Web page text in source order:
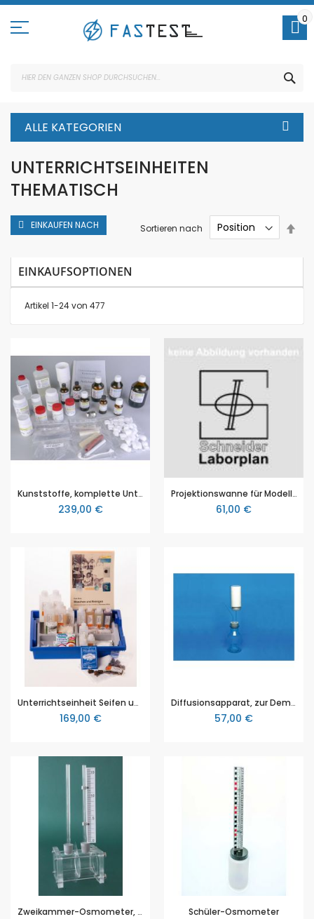
Direkt
Inhalt
0
ALLE KATEGORIEN
UNTERRICHTSEINHEITEN
THEMATISCH
Artikel 1-24von 477
Sortieren nach
Kunststoffe, komplette Unterrichtseinheit mit Materialien, Chemikalien und Anleitung
239,00 €
Projektionswanne für Modellexperimente zum Massenspektrographen (Art. 102723) und zum Kern-Hülle Modell von Rutherford (Art. 7600010020)
61,00 €
Unterrichtseinheit Seifen und Waschmittel, für den Chemieunterricht
169,00 €
Diffusionsapparat, zur Demonstration der unterschiedlichen Diffusionsgeschwindigkeiten verschiedener Gase
57,00 €
Zweikammer-Osmometer, aus Plexiglas, zur Demonstration des osmotischen Druckes, mit Skala, 2 Kapillarrohre mit Stopfen SB19, 5 Ersatzmembranen Schüler-Osmometer
EINKAUFEN NACH
EINKAUFSOPTIONEN